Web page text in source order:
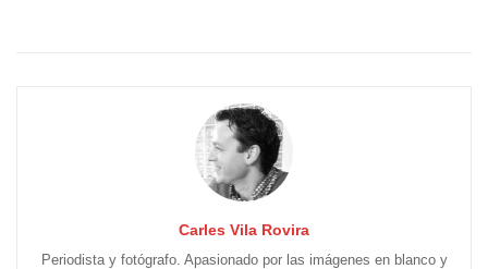
Carles Vila Rovira
Periodista y fotógrafo. Apasionado por las imágenes en blanco y